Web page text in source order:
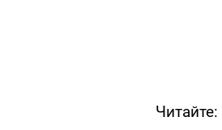
Читайте: